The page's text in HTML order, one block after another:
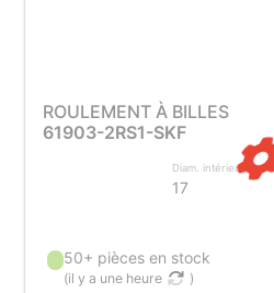
ROULEMENT À BILLES
61903-2RS1-SKF
Diam. intérieur
17
50+ pièces en stock
(il y a une heure )